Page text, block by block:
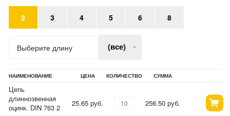
2 3 4 5 6 8
Выберите длину (все)
НАИМЕНОВАНИЕ ЦЕНА КОЛИЧЕСТВО СУММА
Цепь
длиннозвенная
оцинк. DIN 763 2
25.65 руб. 256.50 руб.